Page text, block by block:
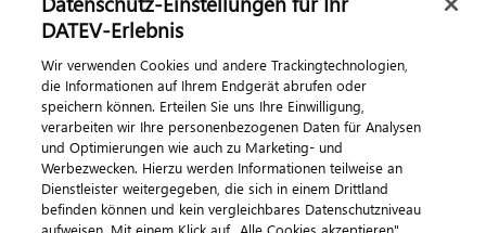
Dialog & Medien
Veranstaltungen
DATEV magazin
DATEV-Community
DATEV-Newsletter
DATEV-Erlebnis
Wir verwenden Cookies und andere Trackingtechnologien,
die Informationen auf Ihrem Endgerät abrufen oder
speichern können. Erteilen Sie uns Ihre Einwilligung,
verarbeiten wir Ihre personenbezogenen Daten für Analysen
und Optimierungen wie auch zu Marketing- und
Werbezwecken. Hierzu werden Informationen teilweise an
Dienstleister weitergegeben, die sich in einem Drittland
befinden können und kein vergleichbares Datenschutzniveau
aufweisen. Mit einem Klick auf „Alle Cookies akzeptieren"